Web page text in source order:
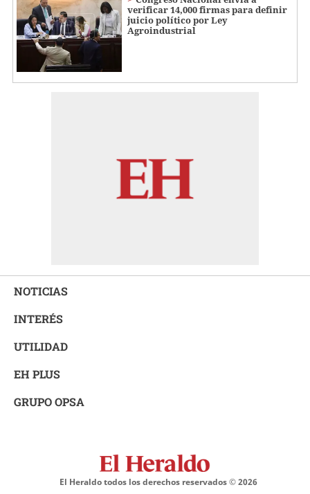
verificar 14,000 firmas para definir
juicio político por Ley
Agroindustrial
NOTICIAS
INTERÉS
UTILIDAD
EH PLUS
GRUPO OPSA
El Heraldo todos los derechos reservados ©2026